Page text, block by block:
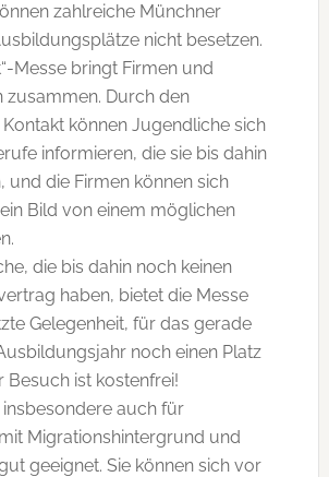
zahlreiche Münchner
nicht besetzen.
Messe bringt Firmen und
zusammen. Durch den
können Jugendliche sich
informieren, die sie bis dahin
und die Firmen können sich
Bild von einem möglichen
die bis dahin noch keinen
haben, bietet die Messe
Gelegenheit, für das gerade
noch einen Platz
Besuch ist kostenfrei!
insbesondere auch für
Migrationshintergrund und
geeignet. Sie können sich vor